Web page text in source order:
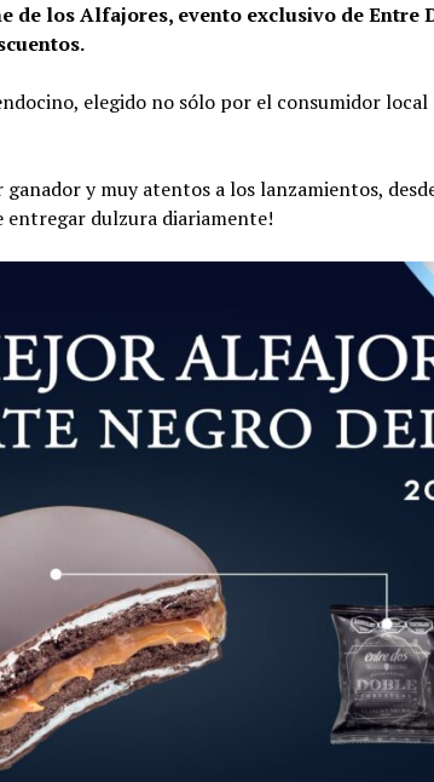
de los Alfajores, evento exclusivo de Entre
elegido no sólo por el consumidor
y muy atentos a los lanzamientos,
entregar dulzura diariamente!